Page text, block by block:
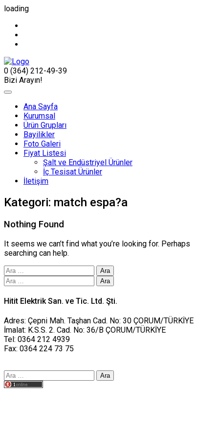
loading
0 (364) 212-49-39
Bizi Arayın!
Ana Sayfa
Kurumsal
Ürün Grupları
Bayilikler
Foto Galeri
Fiyat Listesi
Şalt ve Endüstriyel Ürünler
İç Tesisat Ürünler
İletişim
Kategori: match espa?a
Nothing Found
It seems we can’t find what you’re looking for. Perhaps
searching can help.
Arama:
Arama:
Hitit Elektrik San. ve Tic. Ltd. Şti.
Adres: Çepni Mah. Taşhan Cad. No: 30 ÇORUM/TÜRKİYE
İmalat: K.S.S. 2. Cad. No: 36/B ÇORUM/TÜRKİYE
Tel: 0364 212 4939
Fax: 0364 224 73 75
Arama: